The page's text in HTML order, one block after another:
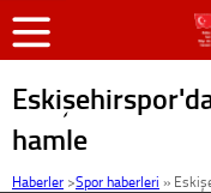
hamle
Haberler >Spor haberleri »